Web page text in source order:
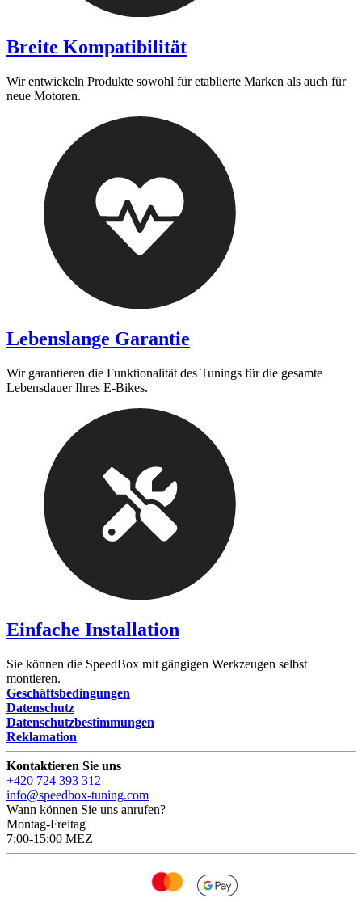
Breite Kompatibilität
Wir entwickeln Produkte sowohl für etablierte Marken als auch für
neue Motoren.
Lebenslange Garantie
Wir garantieren die Funktionalität des Tunings für die gesamte
Lebensdauer Ihres E-Bikes.
Einfache Installation
Sie können die SpeedBox mit gängigen Werkzeugen selbst
montieren.
Geschäftsbedingungen
Datenschutz
Datenschutzbestimmungen
Reklamation
Kontaktieren Sie uns
+420 724 393 312
info@speedbox-tuning.com
Wann können Sie uns anrufen?
Montag-Freitag
7:00-15:00 MEZ